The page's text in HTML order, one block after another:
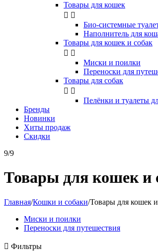
Товары для кошек
 
Био-системные
Наполнитель для
Товары для кошек и собак
 
Миски и поилки
Переноски для
Товары для собак
 
Пелёнки и туалеты
Бренды
Новинки
Хиты продаж
Скидки
9/9
Товары для кошек и
Главная/Кошки и собаки/Товары для кошек
Миски и поилки
Переноски для путешествия
 Фильтры